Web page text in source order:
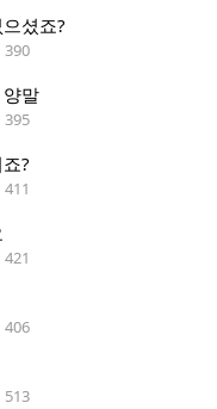
셨죠?
390
말
395
?
411
421
406
513